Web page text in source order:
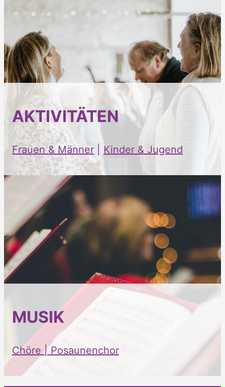
AKTIVITÄTEN
Frauen & Männer Kinder & Jugend
MUSIK
Chöre | Posaunenchor